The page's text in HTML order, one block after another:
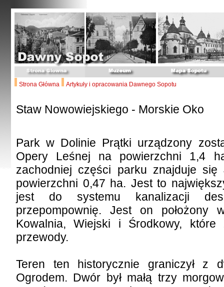
Strona Główna Artykuły i opracowania Dawnego Sopotu
Staw Nowowiejskiego - Morskie Oko
Park w Dolinie Prątki urządzony
Opery Leśnej na powierzchni 1,4
zachodniej części parku znajduje się
powierzchni 0,47 ha. Jest to
jest do systemu kanalizacji
przepompownię. Jest on położony
Kowalnia, Wiejski i Środkowy, które
przewody.
Teren ten historycznie graniczył z
Ogrodem. Dwór był małą trzy